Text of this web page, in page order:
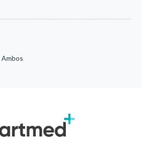
Ambos